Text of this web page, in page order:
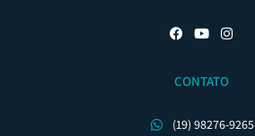
CONTATO
(19) 98276-9265